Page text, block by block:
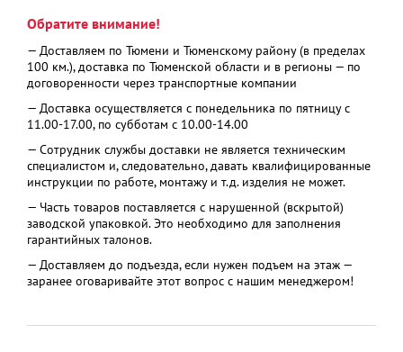
Обратите внимание!
— Доставляем по Тюмени и Тюменскому району (в пределах
100 км.), доставка по Тюменской области и в регионы — по
договоренности через транспортные компании
— Доставка осуществляется с понедельника по пятницу с
11.00-17.00, по субботам с 10.00-14.00
— Сотрудник службы доставки не является техническим
специалистом и, следовательно, давать квалифицированные
инструкции по работе, монтажу и т.д. изделия не может.
— Часть товаров поставляется с нарушенной (вскрытой)
заводской упаковкой. Это необходимо для заполнения
гарантийных талонов.
— Доставляем до подъезда, если нужен подъем на этаж —
заранее оговаривайте этот вопрос с нашим менеджером!